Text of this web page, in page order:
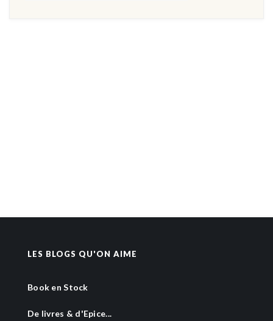
LES BLOGS QU'ON AIME
Book en Stock
De livres & d'Epice...